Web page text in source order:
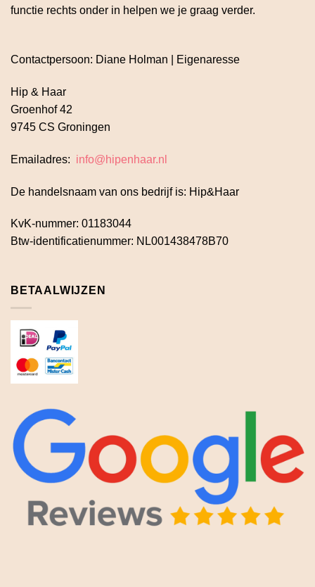
functie rechts onder in helpen we je graag verder.
Contactpersoon: Diane Holman | Eigenaresse
Hip & Haar
Groenhof 42
9745 CS Groningen
Emailadres: info@hipenhaar.nl
De handelsnaam van ons bedrijf is: Hip&Haar
KvK-nummer: 01183044
Btw-identificatienummer: NL001438478B70
BETAALWIJZEN